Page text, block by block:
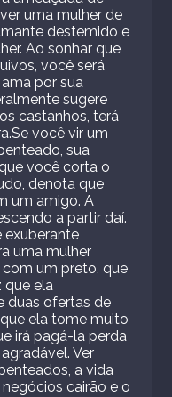
uma mulher de
destemido e
Ao sonhar que
você será
por sua
sugere
castanhos, terá
você vir um
sua
você corta o
denota que
um amigo. A
a partir daí.
exuberante
uma mulher
um preto, que
que ela
duas ofertas de
ela tome muito
irá pagá-la perda
Ver
a vida
cairão e o